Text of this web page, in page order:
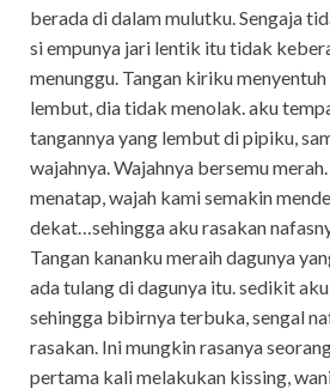
berada di dalam mulutku. Sengaja
si empunya jari lentik itu tidak
menunggu. Tangan kiriku
lembut, dia tidak menolak. aku
tangannya yang lembut di pipiku,
wajahnya. Wajahnya bersemu
menatap, wajah kami semakin
dekat…sehingga aku rasakan
Tangan kananku meraih dagunya
ada tulang di dagunya itu. sedikit
sehingga bibirnya terbuka, sengal
rasakan. Ini mungkin rasanya
pertama kali melakukan kissing,